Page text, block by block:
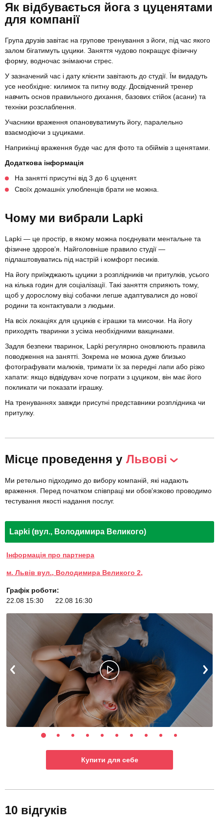
Як відбувається йога з цуценятами
для компанії
Група друзів завітає на групове тренування з йоги, під час якого
залом бігатимуть цуцики. Заняття чудово покращує фізичну
форму, водночас знімаючи стрес.
У зазначений час і дату клієнти завітають до студії. Їм видадуть
усе необхідне: килимок та питну воду. Досвідчений тренер
навчить основ правильного дихання, базових стійок (асани) та
техніки розслаблення.
Учасники враження опановуватимуть йогу, паралельно
взаємодіючи з цуциками.
Наприкінці враження буде час для фото та обіймів з щенятами.
Додаткова інформація
На занятті присутні від 3 до 6 цуценят.
Своїх домашніх улюбленців брати не можна.
Чому ми вибрали Lapki
Lapki — це простір, в якому можна поєднувати ментальне та
фізичне здоров’я. Найголовніше правило студії —
підлаштовуватись під настрій і комфорт песиків.
На йогу приїжджають цуцики з розплідників чи притулків, усього
на кілька годин для соціалізації. Такі заняття сприяють тому,
щоб у дорослому віці собачки легше адаптувалися до нової
родини та контактували з людьми.
На всіх локаціях для цуциків є іграшки та мисочки. На йогу
приходять тваринки з усіма необхідними вакцинами.
Задля безпеки тваринок, Lapki регулярно оновлюють правила
поводження на занятті. Зокрема не можна дуже близько
фотографувати малюків, тримати їх за передні лапи або різко
хапати: якщо відвідувач хоче пограти з цуциком, він має його
покликати чи показати іграшку.
На тренуваннях завжди присутні представники розплідника чи
притулку.
Місце проведення у Львові
Ми ретельно підходимо до вибору компаній, які надають
враження. Перед початком співпраці ми обов'язково проводимо
тестування якості надання послуг.
Lapki (вул., Володимира Великого)
Інформація про партнера
м. Львів вул., Володимира Великого 2,
Графік роботи:
22.08 15:30
22.08 16:30
Купити для себе
10 відгуків